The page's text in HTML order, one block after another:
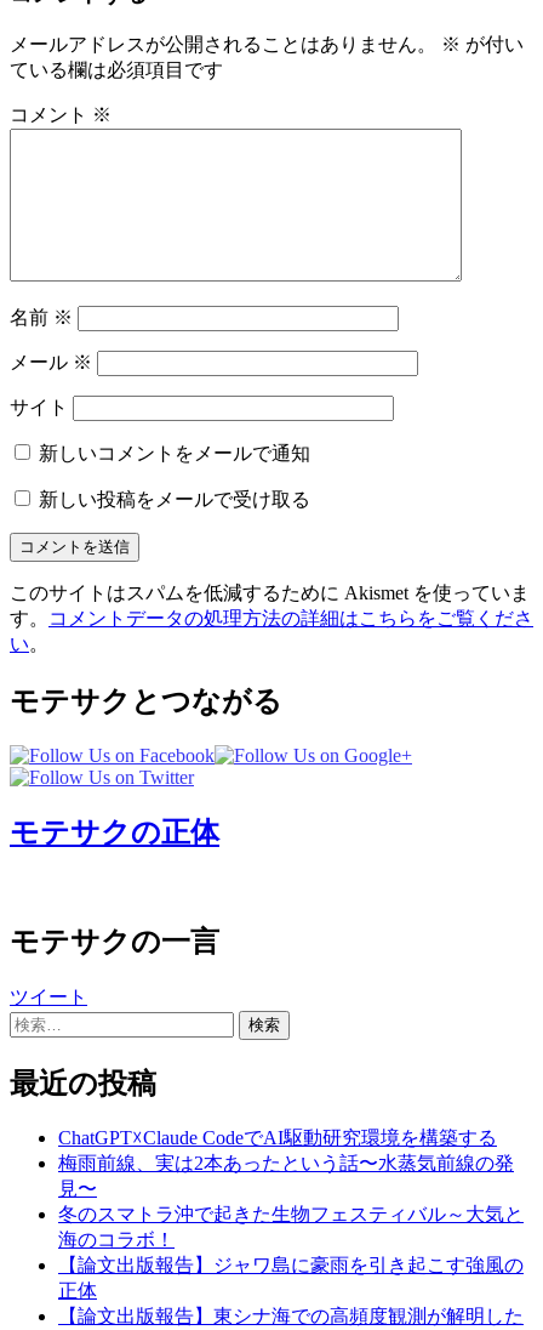
ー
シ
メールアドレスが公開されることはありません。 ※ が付い
ている欄は必須項目です
コメント ※
名前 ※
メール ※
サイト
新しいコメントをメールで通知
新しい投稿をメールで受け取る
このサイトはスパムを低減するために Akismet を使っていま
す。
コメントデータの処理方法の詳細はこちらをご覧くださ
い。
モテサクとつながる
モテサクの正体
モテサクの一言
ツイート
検
最近の投稿
ChatGPT☓Claude CodeでAI駆動研究環境を構築する
梅雨前線、実は2本あったという話〜水蒸気前線の発
見〜
冬のスマトラ沖で起きた生物フェスティバル～大気と
海のコラボ！
【論文出版報告】ジャワ島に豪雨を引き起こす強風の
正体
【論文出版報告】東シナ海での高頻度観測が解明した